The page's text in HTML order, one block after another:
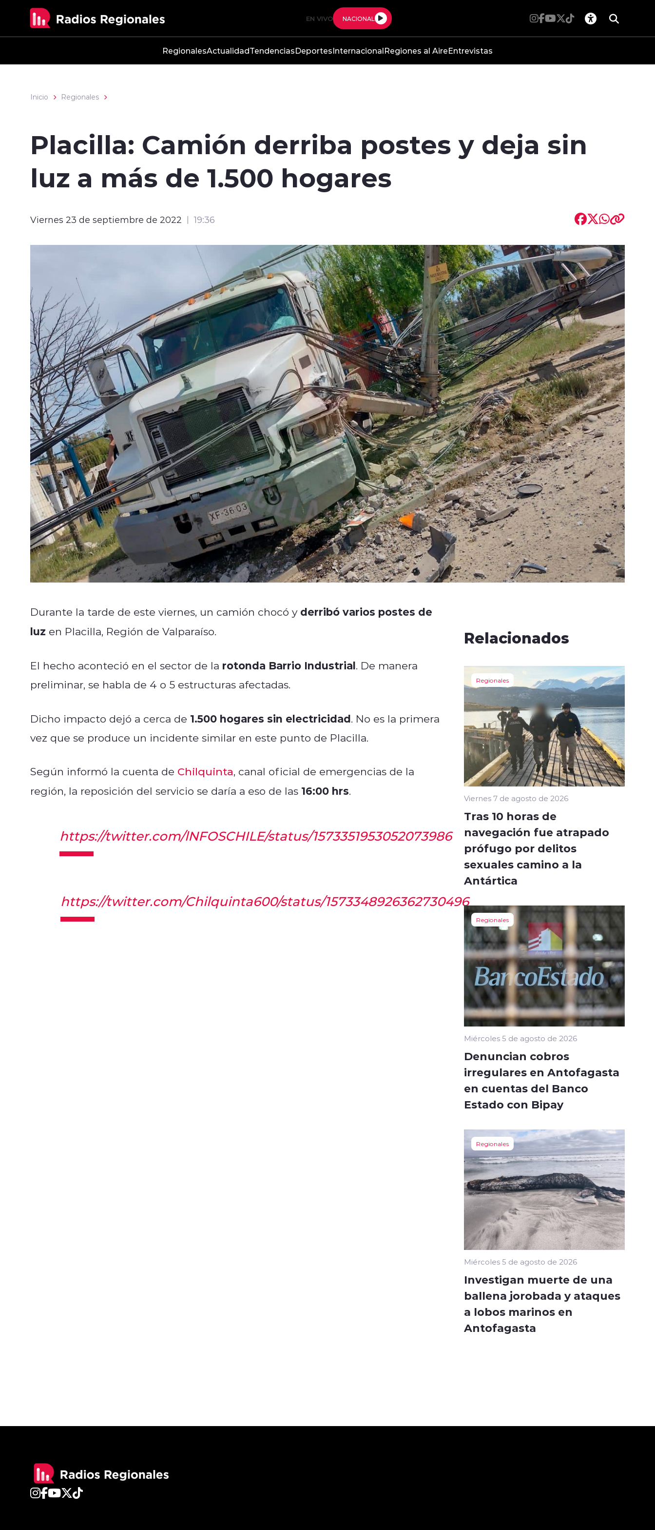
EN VIVO NACIONAL
RegionalesActualidadTendenciasDeportesInternacionalRegiones al AireEntrevistas
Inicio Regionales
Placilla: Camión derriba postes y deja sin
luz a más de 1.500 hogares
Viernes 23 de septiembre de 2022 19:36
Durante la tarde de este viernes, un camión chocó y derribó varios postes de
luz en Placilla, Región de Valparaíso.
El hecho aconteció en el sector de la rotonda Barrio Industrial. De manera
preliminar, se habla de 4 o 5 estructuras afectadas.
Dicho impacto dejó a cerca de 1.500 hogares sin electricidad. No es la primera
vez que se produce un incidente similar en este punto de Placilla.
Según informó la cuenta de Chilquinta, canal oficial de emergencias de la
región, la reposición del servicio se daría a eso de las 16:00 hrs.
https://twitter.com/lNFOSCHILE/status/1573351953052073986
https://twitter.com/Chilquinta600/status/1573348926362730496
Relacionados
Regionales
Viernes 7 de agosto de 2026
Tras 10 horas de
navegación fue atrapado
prófugo por delitos
sexuales camino a la
Antártica
Regionales
Miércoles 5 de agosto de 2026
Denuncian cobros
irregulares en Antofagasta
en cuentas del Banco
Estado con Bipay
Regionales
Miércoles 5 de agosto de 2026
Investigan muerte de una
ballena jorobada y ataques
a lobos marinos en
Antofagasta